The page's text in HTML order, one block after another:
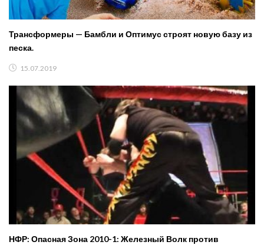
Трансформеры — Бамбли и Оптимус строят новую базу из
песка.
15.07.2019
НФР: Опасная Зона 2010-1: Железный Волк против